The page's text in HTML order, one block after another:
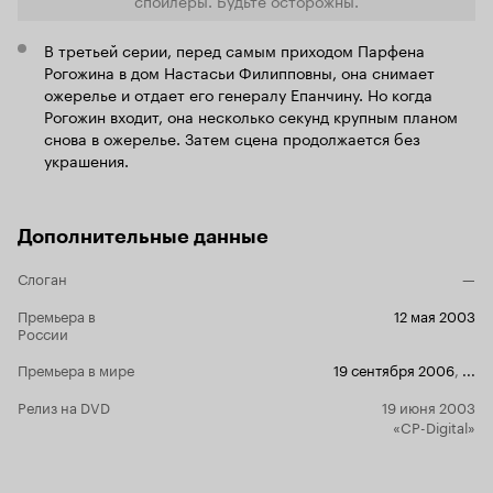
реально
есть
моём
философов
Но всё же,
выводов,
взгляд,
В третьей серии, перед самым приходом Парфена
Рогожина в дом Настасьи Филипповны, она снимает
ожерелье и отдает его генералу Епанчину. Но когда
Рогожин входит, она несколько секунд крупным планом
снова в ожерелье. Затем сцена продолжается без
украшения.
Дополнительные данные
Слоган
—
Премьера в
России
12 мая 2003
Премьера в мире 19 сентября 2006
Релиз на DVD
19 июня 2003
«CP-Digital»